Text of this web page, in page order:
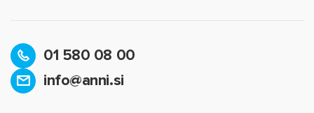
01 580 08 00
info@anni.si